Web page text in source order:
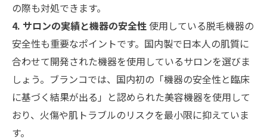
の際も対処できます。
4. サロンの実績と機器の安全性使用している脱毛機器の
安全性も重要なポイントです。国内製で日本人の肌質に
合わせて開発された機器を使用しているサロンを選びま
しょう。ブランコでは、国内初の「機器の安全性と臨床
に基づく結果が出る」と認められた美容機器を使用して
おり、火傷や肌トラブルのリスクを最小限に抑えていま
す。